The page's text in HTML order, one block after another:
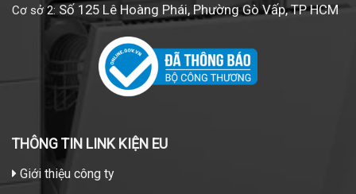
Cơ sở 2: Số 125 Lê Hoàng Phái, Phường Gò Vấp, TP HCM
THÔNG TIN LINK KIỆN EU
Giới thiệu công ty